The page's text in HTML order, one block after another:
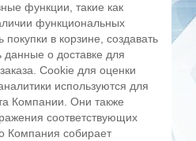
функции, такие как
функциональных
в корзине, создавать
о доставке для
Cookie для оценки
используются для
Компании. Они также
соответствующих
Компания собирает